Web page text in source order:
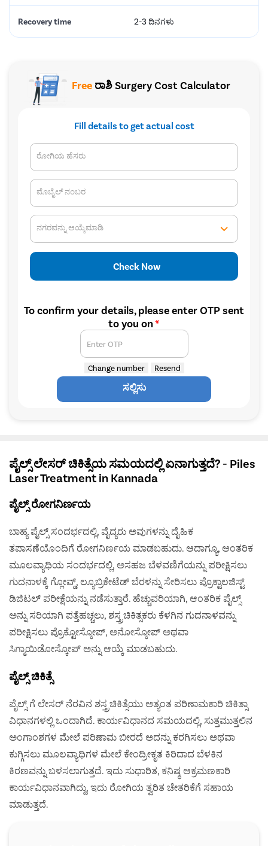
Recovery time 2-3 ದಿನಗಳು
Free ರಾಶಿ Surgery Cost Calculator
Fill details to get actual cost
ರೋಗಿಯ ಹೆಸರು
ಮೊಬೈಲ್ ನಂಬರ
ನಗರವನ್ನು ಆಯ್ಕೆಮಾಡಿ
Check Now
To confirm your details, please enter OTP sent
to you on*
Enter OTP
Change number Resend
ಸಲ್ಲಿಸು
ಪೈಲ್ಸ್ ಲೇಸರ್ ಚಿಕಿತ್ಸೆಯ ಸಮಯದಲ್ಲಿ ಏನಾಗುತ್ತದೆ? - Piles
Laser Treatment in Kannada
ಪೈಲ್ಸ್ ರೋಗನಿರ್ಣಯ
ಬಾಹ್ಯ ಪೈಲ್ಸ್ ಸಂದರ್ಭದಲ್ಲಿ, ವೈದ್ಯರು ಅವುಗಳನ್ನು ದೈಹಿಕ
ತಪಾಸಣೆಯೊಂದಿಗೆ ರೋಗನಿರ್ಣಯ ಮಾಡಬಹುದು. ಆದಾಗ್ಯೂ, ಆಂತರಿಕ
ಮೂಲವ್ಯಾಧಿಯ ಸಂದರ್ಭದಲ್ಲಿ, ಅಸಹಜ ಬೆಳವಣಿಗೆಯನ್ನು ಪರೀಕ್ಷಿಸಲು
ಗುದನಾಳಕ್ಕೆ ಗ್ಲೋವ್ಡ್, ಲ್ಯೂಬ್ರಿಕೇಟೆಡ್ ಬೆರಳನ್ನು ಸೇರಿಸಲು ಪ್ರೊಕ್ಟಾಲಜಿಸ್ಟ್
ಡಿಜಿಟಲ್ ಪರೀಕ್ಷೆಯನ್ನು ನಡೆಸುತ್ತಾರೆ. ಹೆಚ್ಚುವರಿಯಾಗಿ, ಆಂತರಿಕ ಪೈಲ್ಸ್
ಅನ್ನು ಸರಿಯಾಗಿ ಪತ್ತೆಹಚ್ಚಲು, ಶಸ್ತ್ರಚಿಕಿತ್ಸಕರು ಕೆಳಗಿನ ಗುದನಾಳವನ್ನು
ಪರೀಕ್ಷಿಸಲು ಪ್ರೊಕ್ಟೋಸ್ಕೋಪ್, ಅನೋಸ್ಕೋಪ್ ಅಥವಾ
ಸಿಗ್ಮಾಯಿಡೋಸ್ಕೋಪ್ ಅನ್ನು ಆಯ್ಕೆ ಮಾಡಬಹುದು.
ಪೈಲ್ಸ್ ಚಿಕಿತ್ಸೆ
ಪೈಲ್ಸ್ ಗೆ ಲೇಸರ್ ನೆರವಿನ ಶಸ್ತ್ರಚಿಕಿತ್ಸೆಯು ಅತ್ಯಂತ ಪರಿಣಾಮಕಾರಿ ಚಿಕಿತ್ಸಾ
ವಿಧಾನಗಳಲ್ಲಿ ಒಂದಾಗಿದೆ. ಕಾರ್ಯವಿಧಾನದ ಸಮಯದಲ್ಲಿ, ಸುತ್ತಮುತ್ತಲಿನ
ಅಂಗಾಂಶಗಳ ಮೇಲೆ ಪರಿಣಾಮ ಬೀರದೆ ಅದನ್ನು ಕರಗಿಸಲು ಅಥವಾ
ಕುಗ್ಗಿಸಲು ಮೂಲವ್ಯಾಧಿಗಳ ಮೇಲೆ ಕೇಂದ್ರೀಕೃತ ಕಿರಿದಾದ ಬೆಳಕಿನ
ಕಿರಣವನ್ನು ಬಳಸಲಾಗುತ್ತದೆ. ಇದು ಸುಧಾರಿತ, ಕನಿಷ್ಠ ಆಕ್ರಮಣಕಾರಿ
ಕಾರ್ಯವಿಧಾನವಾಗಿದ್ದು, ಇದು ರೋಗಿಯ ತ್ವರಿತ ಚೇತರಿಕೆಗೆ ಸಹಾಯ
ಮಾಡುತ್ತದೆ.